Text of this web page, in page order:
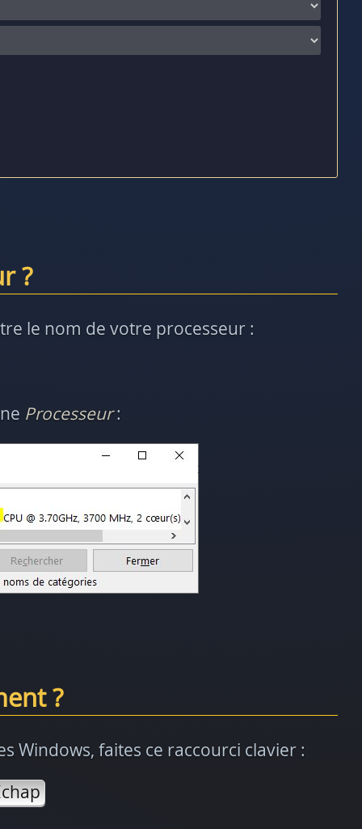
?
le nom de votre processeur :
Processeur:
?
Windows, faites ce raccourci clavier :